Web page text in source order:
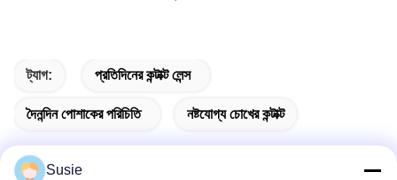
ট্যাগ: প্রতিদিনের কন্টাক্ট লেন্স
দৈনন্দিন পোশাকের পরিচিতি নষ্টযোগ্য চোখের কন্টাক্ট
Susie